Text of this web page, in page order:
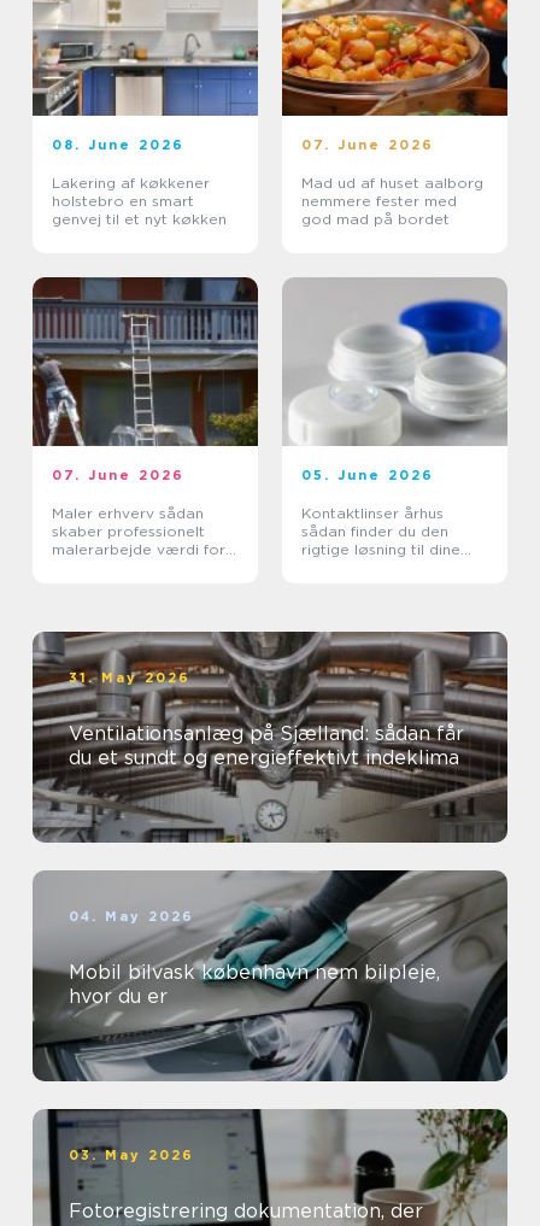
08. June 2026
Lakering af køkkener
holstebro en smart
genvej til et nyt køkken
07. June 2026
Mad ud af huset aalborg
nemmere fester med
god mad på bordet
07. June 2026
Maler erhverv sådan
skaber professionelt
malerarbejde værdi for
05. June 2026
Kontaktlinser århus
sådan finder du den
rigtige løsning til dine
31. May 2026
Ventilationsanlæg på Sjælland: sådan får
du et sundt og energieffektivt indeklima
04. May 2026
Mobil bilvask københavn nem bilpleje,
hvor du er
03. May 2026
Fotoregistrering dokumentation, der